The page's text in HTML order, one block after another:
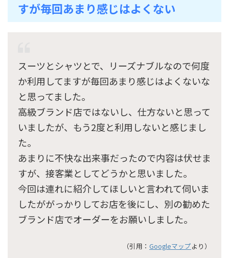
すが毎回あまり感じはよくない
スーツとシャツとで、リーズナブルなので何度
か利用してますが毎回あまり感じはよくないな
と思ってました。
高級ブランド店ではないし、仕方ないと思って
いましたが、もう2度と利用しないと感じまし
た。
あまりに不快な出来事だったので内容は伏せま
すが、接客業としてどうかと思いました。
今回は連れに紹介してほしいと言われて伺いま
したががっかりしてお店を後にし、別の勧めた
ブランド店でオーダーをお願いしました。
（引用： Googleマップより）